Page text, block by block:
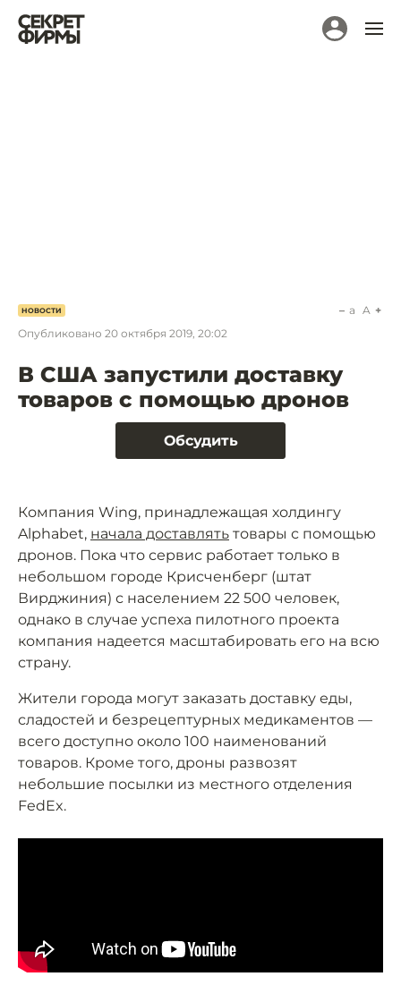
НОВОСТИ
Опубликовано 20 октября 2019, 20:02
a A
В США запустили доставку
товаров с помощью дронов
Обсудить
Компания Wing, принадлежащая холдингу
Alphabet, начала доставлять товары с помощью
дронов. Пока что сервис работает только в
небольшом городе Крисченберг (штат
Вирджиния) с населением 22 500 человек,
однако в случае успеха пилотного проекта
компания надеется масштабировать его на всю
страну.
Жители города могут заказать доставку еды,
сладостей и безрецептурных медикаментов —
всего доступно около 100 наименований
товаров. Кроме того, дроны развозят
небольшие посылки из местного отделения
FedEx.